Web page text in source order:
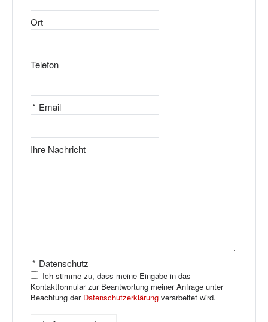
Ort
Telefon
Email
*
Ihre Nachricht
Datenschutz
*
Ich stimme zu, dass meine Eingabe in das
Kontaktformular zur Beantwortung meiner Anfrage unter
Beachtung der Datenschutzerklärung verarbeitet wird.